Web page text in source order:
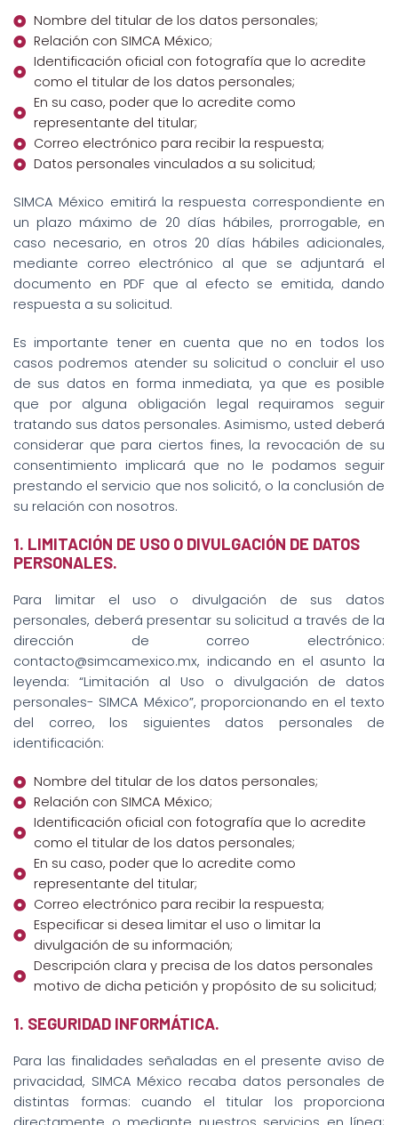
Nombre del titular de los datos personales;
Relación con SIMCA México;
Identificación oficial con fotografía que lo acredite
como el titular de los datos personales;
En su caso, poder que lo acredite como
representante del titular;
Correo electrónico para recibir la respuesta;
Datos personales vinculados a su solicitud;
SIMCA México emitirá la respuesta correspondiente en
un plazo máximo de 20 días hábiles, prorrogable, en
caso necesario, en otros 20 días hábiles adicionales,
mediante correo electrónico al que se adjuntará el
documento en PDF que al efecto se emitida, dando
respuesta a su solicitud.
Es importante tener en cuenta que no en todos los
casos podremos atender su solicitud o concluir el uso
de sus datos en forma inmediata, ya que es posible
que por alguna obligación legal requiramos seguir
tratando sus datos personales. Asimismo, usted deberá
considerar que para ciertos fines, la revocación de su
consentimiento implicará que no le podamos seguir
prestando el servicio que nos solicitó, o la conclusión de
su relación con nosotros.
1. LIMITACIÓN DE USO O DIVULGACIÓN DE DATOS
PERSONALES.
Para limitar el uso o divulgación de sus datos
personales, deberá presentar su solicitud a través de la
dirección de correo electrónico:
contacto@simcamexico.mx, indicando en el asunto la
leyenda: “Limitación al Uso o divulgación de datos
personales- SIMCA México”, proporcionando en el texto
del correo, los siguientes datos personales de
identificación:
Nombre del titular de los datos personales;
Relación con SIMCA México;
Identificación oficial con fotografía que lo acredite
como el titular de los datos personales;
En su caso, poder que lo acredite como
representante del titular;
Correo electrónico para recibir la respuesta;
Especificar si desea limitar el uso o limitar la
divulgación de su información;
Descripción clara y precisa de los datos personales
motivo de dicha petición y propósito de su solicitud;
1. SEGURIDAD INFORMÁTICA.
Para las finalidades señaladas en el presente aviso de
privacidad, SIMCA México recaba datos personales de
distintas formas: cuando el titular los proporciona